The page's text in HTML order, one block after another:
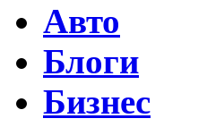
Авто
Блоги
Бизнес